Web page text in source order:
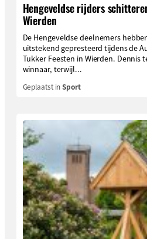
Hengeveldse rijders
Wierden
De Hengeveldse deelnemers
uitstekend gepresteerd tijdens de
Tukker Feesten in Wierden. Dennis
winnaar, terwijl...
Geplaatst inSport